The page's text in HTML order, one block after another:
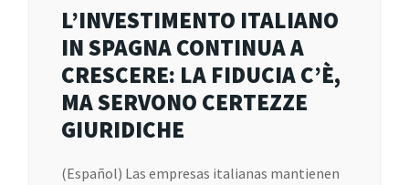
L’INVESTIMENTO ITALIANO
IN SPAGNA CONTINUA A
CRESCERE: LA FIDUCIA C’È,
MA SERVONO CERTEZZE
GIURIDICHE
(Español) Las empresas italianas mantienen